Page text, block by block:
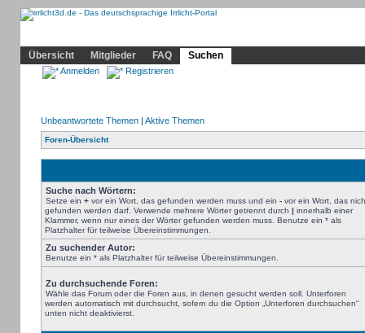
Übersicht
Mitglieder FAQ Suchen
Anmelden Registrieren
Unbeantwortete Themen| Aktive Themen
Foren-Übersicht
Suche nach Wörtern:
Setze ein +vor ein Wort, das gefunden werden muss und ein -vor ein Wort, das
gefunden werden darf. Verwende mehrere Wörter getrennt durch | innerhalb einer
Klammer, wenn nur eines der Wörter gefunden werden muss. Benutze ein * als
Platzhalter für teilweise Übereinstimmungen.
Zu suchender Autor:
Benutze ein * als Platzhalter für teilweise Übereinstimmungen.
Zu durchsuchende Foren:
Wähle das Forum oder die Foren aus, in denen gesucht werden soll. Unterforen
werden automatisch mit durchsucht, sofern du die Option „Unterforen durchsuchen“
unten nicht deaktivierst.